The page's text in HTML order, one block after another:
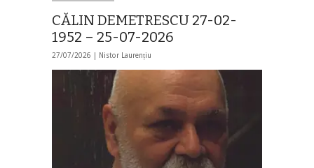
CĂLIN DEMETRESCU 27-02-
1952 – 25-07-2026
27/07/2026 | Nistor Laurențiu